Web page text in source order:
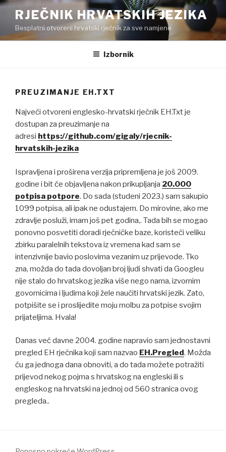
Preskoči
sadržaj
RJEČNIK HRVATSKIH JEZIKA
Besplatni otvoreni hrvatski rječnik za sve namjene
Izbornik
PREUZIMANJE EH.TXT
Najveći otvoreni englesko-hrvatski rječnik EH.Txt je
dostupan za preuzimanje na
adresi https://github.com/gigaly/rjecnik-
hrvatskih-jezika
Ispravljena i proširena verzija pripremljena je još 2009.
godine i bit će objavljena nakon prikupljanja 20.000
potpisa potpore. Do sada (studeni 2023.) sam sakupio
1099 potpisa, ali ipak ne odustajem. Do mirovine, ako me
zdravlje posluži, imam još pet godina,. Tada bih se mogao
ponovno posvetiti doradi rječničke baze, koristeći veliku
zbirku paralelnih tekstova iz vremena kad sam se
intenzivnije bavio poslovima vezanim uz prijevode. Tko
zna, možda do tada dovoljan broj ljudi shvati da Googleu
nije stalo do hrvatskog jezika više nego nama, izvornim
govornicima i ljudima koji žele naučiti hrvatski jezik. Zato,
potpišite se i proslijedite moju molbu za potpise svojim
prijateljima. Hvala!
Danas već davne 2004. godine napravio sam jednostavni
pregled EH rječnika koji sam nazvao EH.Pregled. Možda
ću ga jednoga dana obnoviti, a do tada možete potražiti
prijevod nekog pojma s hrvatskog na engleski ili s
engleskog na hrvatski na jednoj od 560 stranica ovog
pregleda..